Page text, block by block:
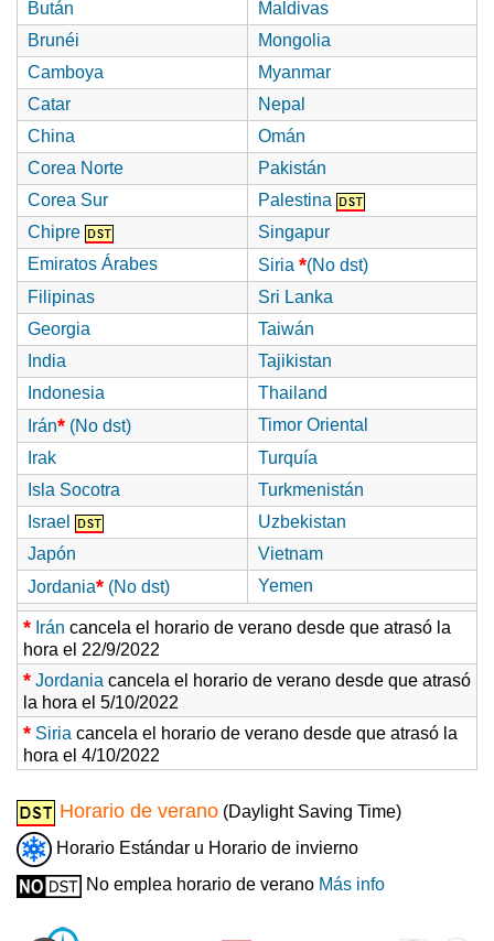
Bután
Maldivas
Brunéi
Mongolia
Camboya
Myanmar
Catar
Nepal
China
Omán
Corea Norte
Pakistán
Corea Sur
Palestina
Chipre
Singapur
Emiratos Árabes
Siria *(No dst)
Filipinas
Sri Lanka
Georgia
Taiwán
India
Tajikistan
Indonesia
Thailand
Irán* (No dst)
Timor Oriental
Irak
Turquía
Isla Socotra
Turkmenistán
Israel
Uzbekistan
Japón
Vietnam
Jordania* (No dst) Yemen
* Irán cancela el horario de verano desde que atrasó la
hora el 22/9/2022
* Jordania cancela el horario de verano desde que atrasó
la hora el 5/10/2022
* Siria cancela el horario de verano desde que atrasó la
hora el 4/10/2022
Horario de verano (Daylight Saving Time)
Horario Estándar u Horario de invierno
No emplea horario de verano Más info